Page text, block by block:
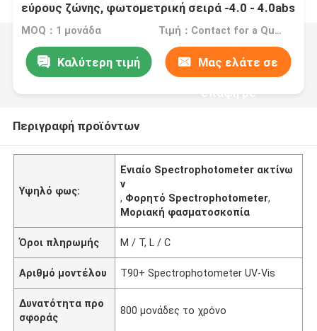
εύρους ζώνης, φωτομετρική σειρά -4.0 - 4.0abs
MOQ：1 μονάδα Τιμή：Contact for a Quote
Καλύτερη τιμή Μας ελάτε σε
επαφή με
Περιγραφή προϊόντων
Υψηλό φως:
Ενιαίο Spectrophotometer ακτίνω
ν
, Φορητό Spectrophotometer,
Μοριακή φασματοσκοπία
Όροι πληρωμής Μ / Τ, L / C
Αριθμό μοντέλου T90+ Spectrophotometer UV-Vis
Δυνατότητα προ
σφοράς
800 μονάδες το χρόνο